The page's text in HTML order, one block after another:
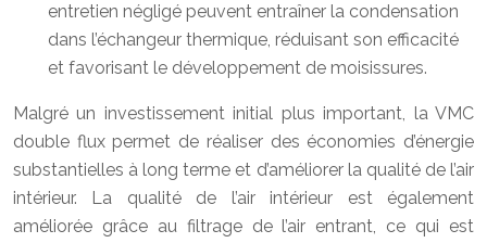
entretien négligé peuvent entraîner la condensation
dans l’échangeur thermique, réduisant son efficacité
et favorisant le développement de moisissures.
Malgré un investissement initial plus important, la VMC
double flux permet de réaliser des économies d’énergie
substantielles à long terme et d’améliorer la qualité de l’air
intérieur. La qualité de l’air intérieur est également
améliorée grâce au filtrage de l’air entrant, ce qui est